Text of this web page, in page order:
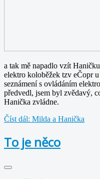
a tak mě napadlo vzít
elektro koloběžek tzv eČopr
seznámení s ovládáním
předvedl, jsem byl zvědavý,
Hanička zvládne.
Číst dál: Milda a Hanička
To je něco